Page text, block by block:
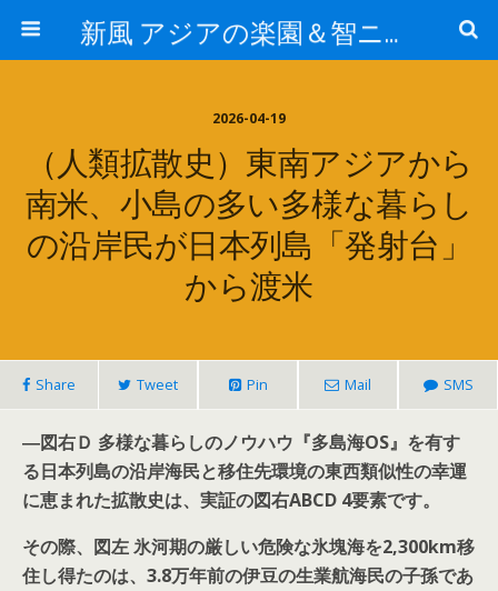
新風 アジアの楽園＆智ニア来富
2026-04-19
（人類拡散史）東南アジアから
南米、小島の多い多様な暮らし
の沿岸民が日本列島「発射台」
から渡米
Share Tweet Pin Mail SMS
―図右Ｄ 多様な暮らしのノウハウ『多島海OS』を有す
る日本列島の沿岸海民と移住先環境の東西類似性の幸運
に恵まれた拡散史は、実証の図右ABCD 4要素です。
その際、図左 氷河期の厳しい危険な氷塊海を2,300km移
住し得たのは、3.8万年前の伊豆の生業航海民の子孫であ